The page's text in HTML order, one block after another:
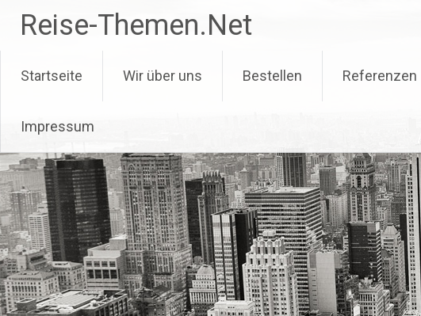
Inhalt
springen
Reise-Themen.Net
Startseite Wir über uns Bestellen Referenzen
Impressum